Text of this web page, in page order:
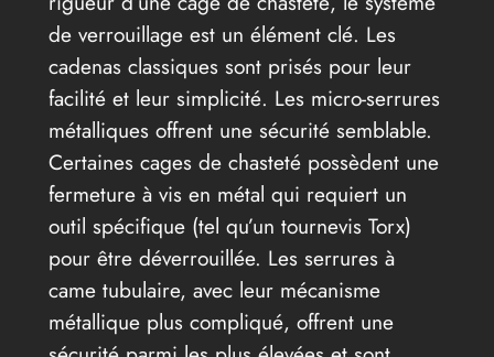
de verrouillage est un élément clé. Les
cadenas classiques sont prisés pour leur
facilité et leur simplicité. Les micro-serrures
métalliques offrent une sécurité semblable.
Certaines cages de chasteté possèdent une
fermeture à vis en métal qui requiert un
outil spécifique (tel qu’un tournevis Torx)
pour être déverrouillée. Les serrures à
came tubulaire, avec leur mécanisme
métallique plus compliqué, offrent une